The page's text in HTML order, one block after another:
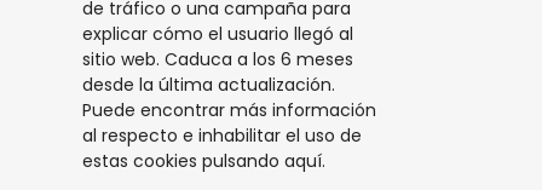
de tráfico o una campaña para
explicar cómo el usuario llegó al
sitio web. Caduca a los 6 meses
desde la última actualización.
Puede encontrar más información
al respecto e inhabilitar el uso de
estas cookies pulsando aquí.